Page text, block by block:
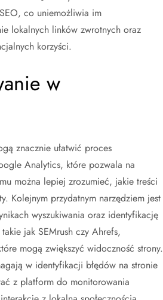
co uniemożliwia im
lokalnych linków zwrotnych oraz
korzyści.
w
znacznie ułatwić proces
Analytics, które pozwala na
można lepiej zrozumieć, jakie treści
Kolejnym przydatnym narzędziem jest
wyszukiwania oraz identyfikację
jak SEMrush czy Ahrefs,
mogą zwiększyć widoczność strony.
w identyfikacji błędów na stronie
z platform do monitorowania